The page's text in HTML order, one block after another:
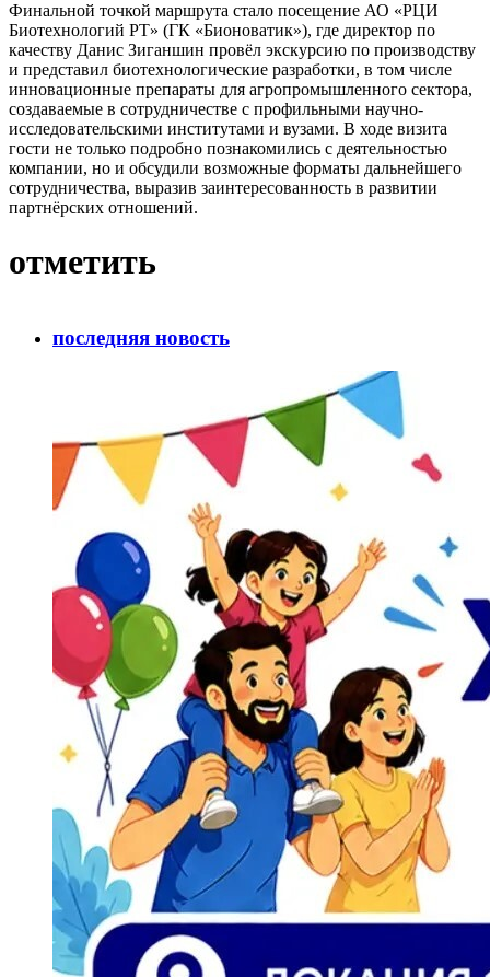
Финальной точкой маршрута стало посещение АО «РЦИ
Биотехнологий РТ» (ГК «Бионоватик»), где директор по
качеству Данис Зиганшин провёл экскурсию по производству
и представил биотехнологические разработки, в том числе
инновационные препараты для агропромышленного сектора,
создаваемые в сотрудничестве с профильными научно-
исследовательскими институтами и вузами. В ходе визита
гости не только подробно познакомились с деятельностью
компании, но и обсудили возможные форматы дальнейшего
сотрудничества, выразив заинтересованность в развитии
партнёрских отношений.
отметить
последняя новость